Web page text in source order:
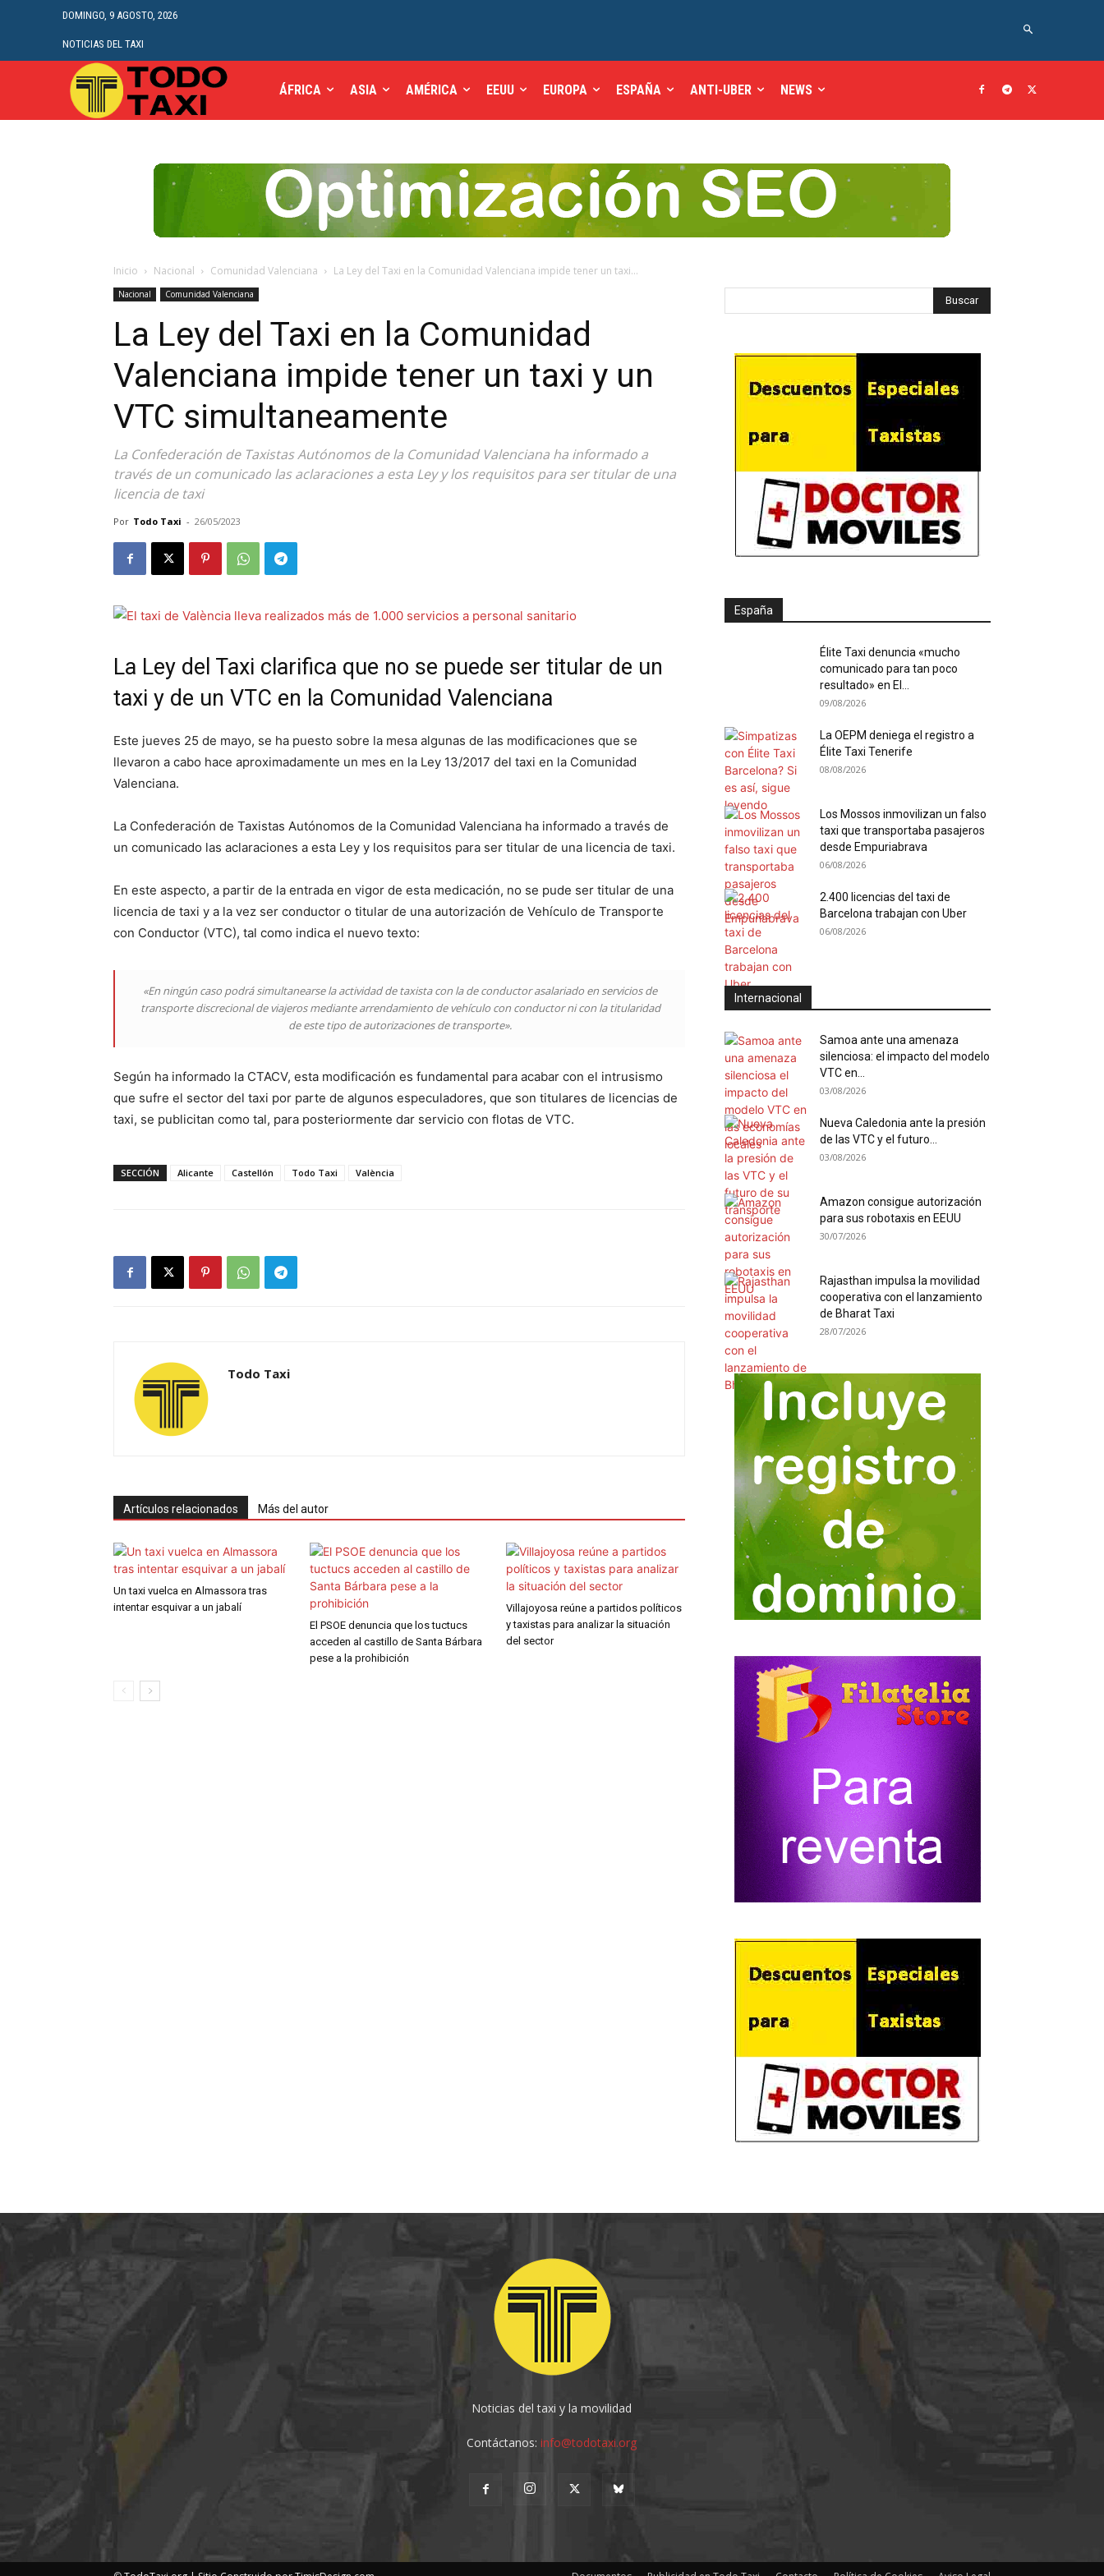
DOMINGO, 9 AGOSTO, 2026
NOTICIAS DEL TAXI
ÁFRICA ASIA AMÉRICA EEUU EUROPA ESPAÑA ANTI-UBER NEWS
Inicio Nacional Comunidad Valenciana La Ley del Taxi en la Comunidad Valenciana impide tener un taxi...
Nacional Comunidad Valenciana
La Ley del Taxi en la Comunidad
Valenciana impide tener un taxi y un
VTC simultaneamente
La Confederación de Taxistas Autónomos de la Comunidad Valenciana ha informado a
través de un comunicado las aclaraciones a esta Ley y los requisitos para ser titular de una
licencia de taxi
Por Todo Taxi - 26/05/2023
La Ley del Taxi clarifica que no se puede ser titular de un
taxi y de un VTC en la Comunidad Valenciana
Este jueves 25 de mayo, se ha puesto sobre la mesa algunas de las modificaciones que se
llevaron a cabo hace aproximadamente un mes en la Ley 13/2017 del taxi en la Comunidad
Valenciana.
La Confederación de Taxistas Autónomos de la Comunidad Valenciana ha informado a través de
un comunicado las aclaraciones a esta Ley y los requisitos para ser titular de una licencia de taxi.
En este aspecto, a partir de la entrada en vigor de esta medicación, no se pude ser titular de una
licencia de taxi y a la vez ser conductor o titular de una autorización de Vehículo de Transporte
con Conductor (VTC), tal como indica el nuevo texto:
«En ningún caso podrá simultanearse la actividad de taxista con la de conductor asalariado en servicios de
transporte discrecional de viajeros mediante arrendamiento de vehículo con conductor ni con la titularidad
de este tipo de autorizaciones de transporte».
Según ha informado la CTACV, esta modificación es fundamental para acabar con el intrusismo
que sufre el sector del taxi por parte de algunos especuladores, que son titulares de licencias de
taxi, se publicitan como tal, para posteriormente dar servicio con flotas de VTC.
SECCIÓN Alicante Castellón Todo Taxi València
Todo Taxi
Artículos relacionados Más del autor
Un taxi vuelca en Almassora tras
intentar esquivar a un jabalí
El PSOE denuncia que los tuctucs
acceden al castillo de Santa Bárbara
pese a la prohibición
Villajoyosa reúne a partidos políticos
y taxistas para analizar la situación
del sector
España
Élite Taxi denuncia «mucho
comunicado para tan poco
resultado» en El...
09/08/2026
La OEPM deniega el registro a
Élite Taxi Tenerife
08/08/2026
Los Mossos inmovilizan un falso
taxi que transportaba pasajeros
desde Empuriabrava
06/08/2026
2.400 licencias del taxi de
Barcelona trabajan con Uber
06/08/2026
Internacional
Samoa ante una amenaza
silenciosa: el impacto del modelo
VTC en...
03/08/2026
Nueva Caledonia ante la presión
de las VTC y el futuro...
03/08/2026
Amazon consigue autorización
para sus robotaxis en EEUU
30/07/2026
Rajasthan impulsa la movilidad
cooperativa con el lanzamiento
de Bharat Taxi
28/07/2026
Noticias del taxi y la movilidad
Contáctanos:info@todotaxi.org